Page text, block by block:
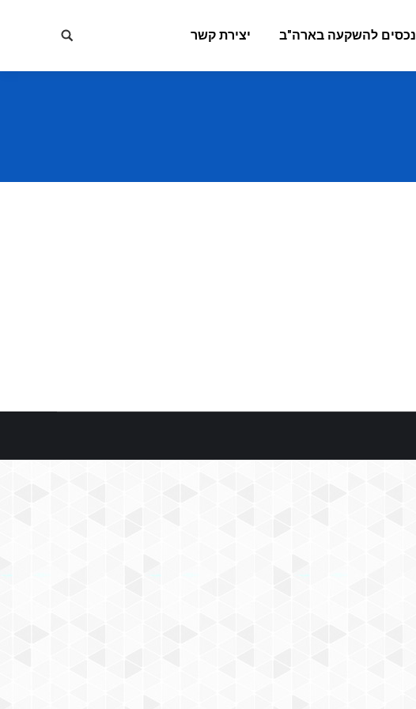
נכסים להשקעה בארה"ב יצירת קשר Search: